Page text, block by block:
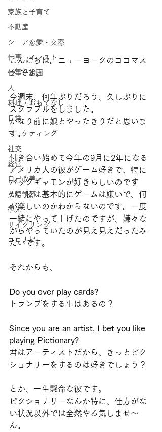
家族と子育て
不動産
シニア恋愛・交際
仕事ーイラスト
仕事ー絵画
人
料理・おもてなし
日常
マーケティング
社交
経営
自己改善
英語学習
観光
サイクリング
コロナ禍
こんにちは。ニューヨークのココマス
ダ です。
今週末、何年ぶりだろう、久しぶりに
スクラブルをしました。
かなり前に娘とやったきりだと思いま
す。
付き合い始めて今年の9月に2年になる
アメリカ人の彼がゲーム好きで、特に
バックギャモンが好きらしいのです
が、私は基本的にゲームは嫌いで、何
が楽しいのかわからないのです。一度
一緒にやって上げたのですが、嫌々な
がらやっていたのが見え見えだったみ
たいです。
それからも、
Do you ever play cards?
トランプをする事はあるの？
Since you are an artist, I bet you like
playing Pictionary?
君はアーティストだから、きっとピク
ショナリーをするのは好きでしょう？
とか、一生懸命な彼です。
ピクショナリーなんか特に、仕方がな
い状況以外では全然やる気しませ〜
ん。